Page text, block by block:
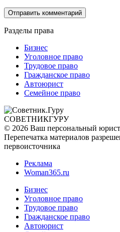
Разделы права
Бизнес
Уголовное право
Трудовое право
Гражданское право
Автоюрист
Семейное право
СОВЕТНИКГУРУ
© 2026 Ваш персональный юрист
Перепечатка материалов
первоисточника
Реклама
Woman365.ru
Бизнес
Уголовное право
Трудовое право
Гражданское право
Автоюрист